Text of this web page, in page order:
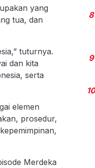
yang
tua, dan
tuturnya.
dan kita
serta
elemen
prosedur,
Merdeka
8
9